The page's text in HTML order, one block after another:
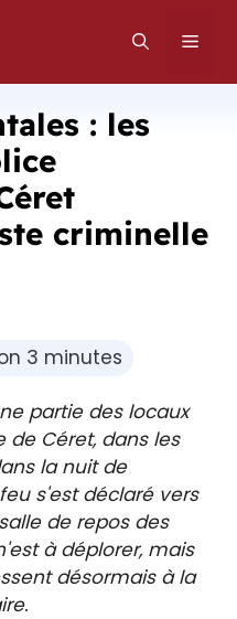
: les
criminelle
3 minutes
partie des locaux
Céret, dans les
la nuit de
s'est déclaré vers
de repos des
à déplorer, mais
désormais à la